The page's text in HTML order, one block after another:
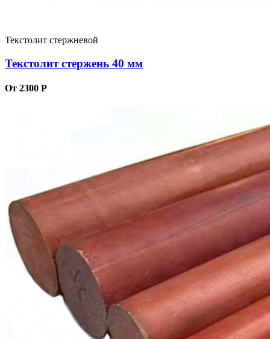
Текстолит стержневой
Текстолит стержень 40 мм
От 2300 Р